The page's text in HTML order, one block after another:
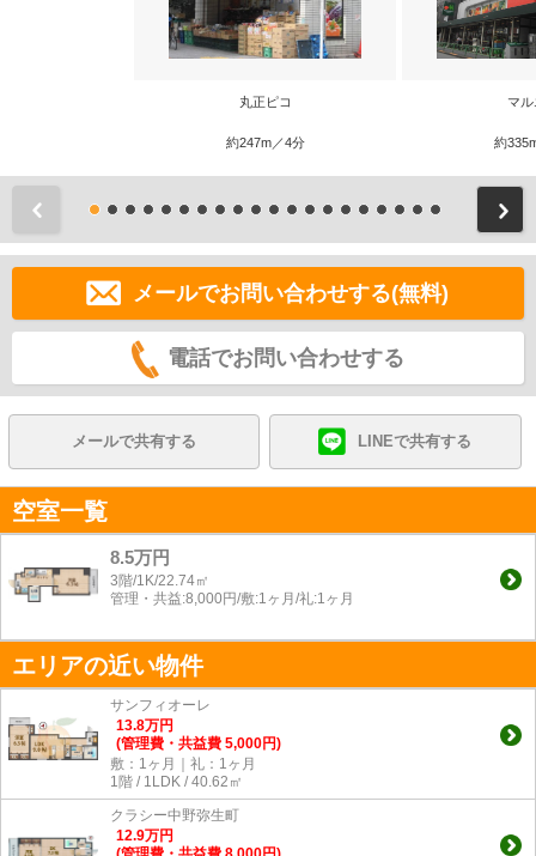
丸正ピコ
約247m／4分
マ
約
メールでお問い合わせする(無料)
電話でお問い合わせする
メールで共有する LINEで共有する
空室一覧
8.5万円
3階/1K/22.74㎡
管理・共益:8,000円/敷:1ヶ月/礼:1ヶ月
エリアの近い物件
サンフィオーレ
13.8万円
(管理費・共益費 5,000円)
敷：1ヶ月｜礼：1ヶ月
1階 / 1LDK / 40.62㎡
クラシー中野弥生町
12.9万円